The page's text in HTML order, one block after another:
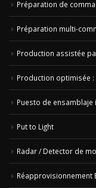
Préparation de
Préparation multi-
Production assistée
Production optimisée :
Puesto de ensamblaje
Put to Light
Radar / Detector de
Réapprovisionnement